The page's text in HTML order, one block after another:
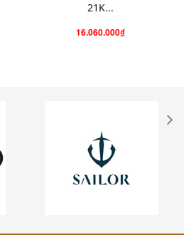
21K...
16.060.000₫